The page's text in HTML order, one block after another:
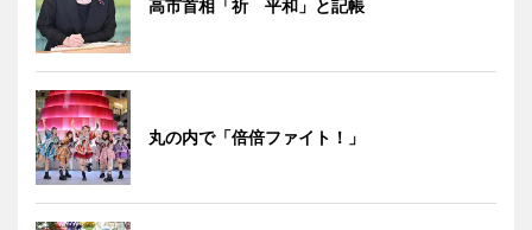
高市首相「祈 平和」と記帳
丸の内で「倍倍ファイト！」